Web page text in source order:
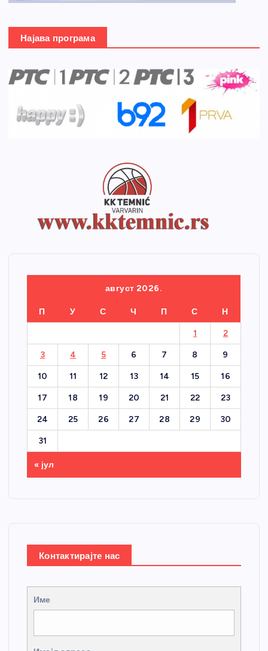
Најава програма
август 2026.
П У С Ч П С Н
1 2
3 4 5 6 7 8 9
10 11 12 13 14 15 16
17 18 19 20 21 22 23
24 25 26 27 28 29 30
31
« јул
Контактирајте нас
Име